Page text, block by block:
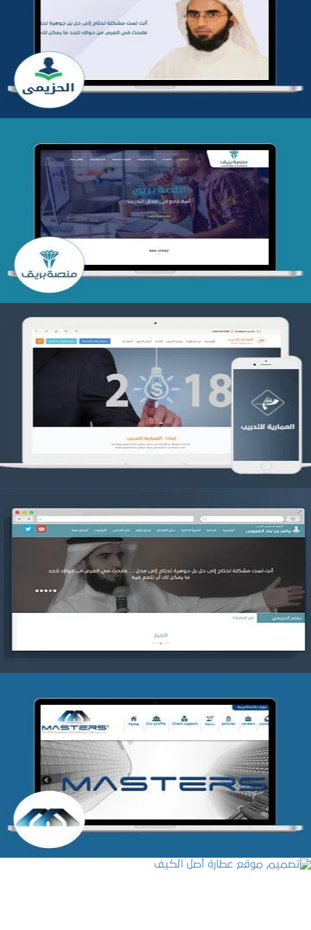
تطوير موقع المدرب ياسر الحزيمي
التفاصيل
تصميم منصة بريق
التفاصيل
تصميم العمارية للتدريب
التفاصيل
موقع ياسر بن بدر الحزيمي
التفاصيل
شركة MASTERS للتدريب
التفاصيل